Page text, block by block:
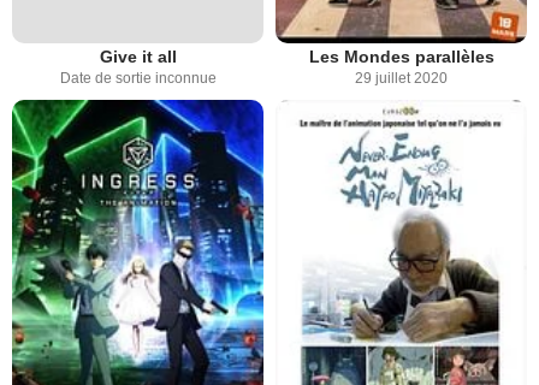
Give it all
Date de sortie inconnue
Les Mondes parallèles
29 juillet 2020